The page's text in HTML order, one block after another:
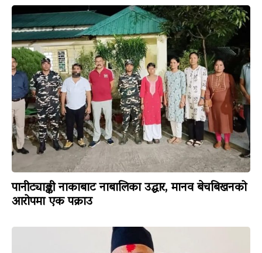
पानीट्याङ्की नाकाबाट नाबालिका उद्धार, मानव बेचबिखनको
आरोपमा एक पक्राउ